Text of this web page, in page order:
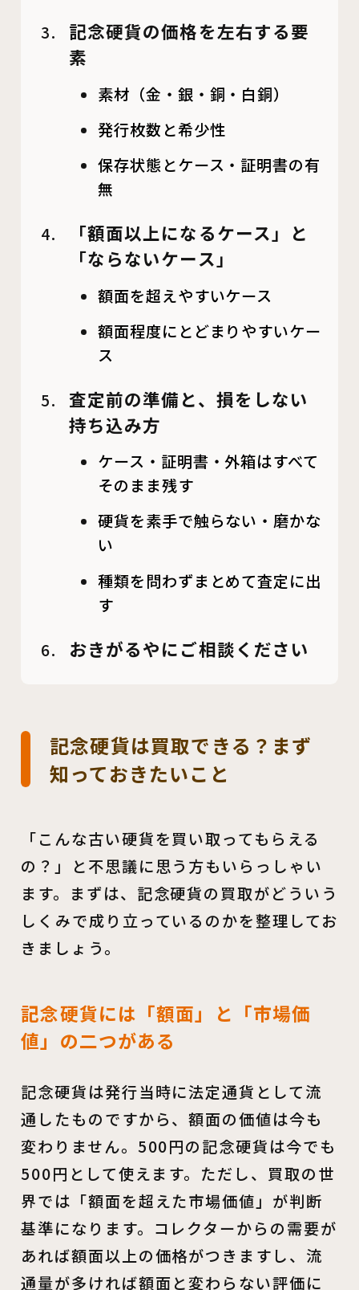
記念硬貨の価格を左右する要
素
素材（金・銀・銅・白銅）
発行枚数と希少性
保存状態とケース・証明書の有
無
「額面以上になるケース」と
「ならないケース」
額面を超えやすいケース
額面程度にとどまりやすいケー
ス
査定前の準備と、損をしない
持ち込み方
ケース・証明書・外箱はすべて
そのまま残す
硬貨を素手で触らない・磨かな
い
種類を問わずまとめて査定に出
す
おきがるやにご相談ください
記念硬貨は買取できる？まず
知っておきたいこと
「こんな古い硬貨を買い取ってもらえる
の？」と不思議に思う方もいらっしゃい
ます。まずは、記念硬貨の買取がどういう
しくみで成り立っているのかを整理してお
きましょう。
記念硬貨には「額面」と「市場価
値」の二つがある
記念硬貨は発行当時に法定通貨として流
通したものですから、額面の価値は今も
変わりません。500円の記念硬貨は今でも
500円として使えます。ただし、買取の世
界では「額面を超えた市場価値」が判断
基準になります。コレクターからの需要が
あれば額面以上の価格がつきますし、流
通量が多ければ額面と変わらない評価に